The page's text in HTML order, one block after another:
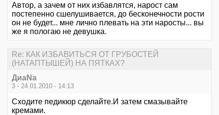
Автор, а зачем от них избавлятся, нарост сам
постепенно сшелушивается, до бесконечности рости
он не будет... мне лично плевать на эти наросты... вы
же я пологаю не девушка.
Re: КАК ИЗБАВИТЬСЯ ОТ ГРУБОСТЕЙ
(НАТАПТЫШЕЙ) НА ПЯТКАХ?
ДиаNa
3 - 24.01.2010 - 14:13
Сходите педикюр сделайте.И затем смазывайте
кремами.